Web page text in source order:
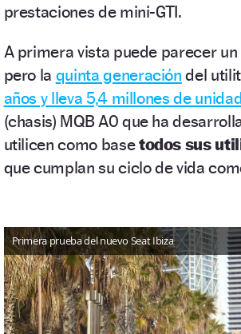
prestaciones de mini-GTI.
A primera vista puede parecer
pero la quinta generación del
años y lleva 5,4 millones de
(chasis) MQB A0 que ha
utilicen como basetodos sus
que cumplan su ciclo de vida
Primera prueba del nuevo Seat Ibiza